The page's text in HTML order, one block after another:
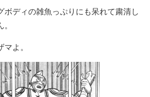
ボディの雑魚っぷりにも呆れて粛清し
よ。